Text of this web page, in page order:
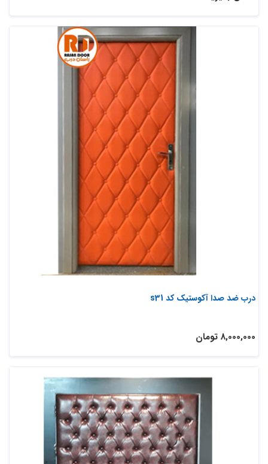
درب ضد صدا آکوستیک کد s31
8,000,000 تومان